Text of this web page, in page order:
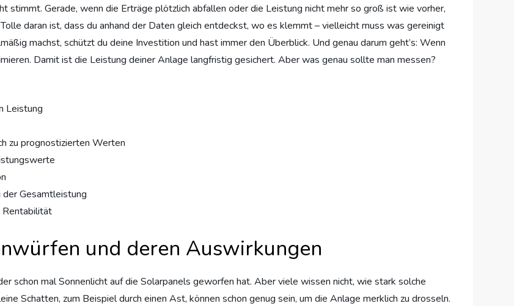
stimmt. Gerade, wenn die Erträge plötzlich abfallen oder die Leistung nicht mehr so groß ist wie vorher,
daran ist, dass du anhand der Daten gleich entdeckst, wo es klemmt – vielleicht muss was gereinigt
machst, schützt du deine Investition und hast immer den Überblick. Und genau darum geht’s: Wenn
Damit ist die Leistung deiner Anlage langfristig gesichert. Aber was genau sollte man messen?
Leistung
zu prognostizierten Werten
Gesamtleistung
Rentabilität
und deren Auswirkungen
schon mal Sonnenlicht auf die Solarpanels geworfen hat. Aber viele wissen nicht, wie stark solche
Schatten, zum Beispiel durch einen Ast, können schon genug sein, um die Anlage merklich zu drosseln.